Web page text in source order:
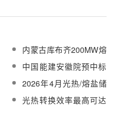
内蒙古库布齐200MW熔
盐槽式光热项目勘察及
初步设计服务中标候选
公示
中国能建安徽院预中标
中煤新集利辛发电熔盐
储热项目可行性研究服
务
2026年4月光热/熔盐储
热相关中标项目及单位
一览
光热转换效率最高可达